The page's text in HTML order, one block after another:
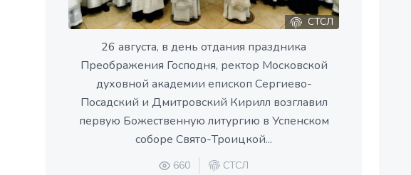
СТСЛ
26 августа, в день отдания праздника
Преображения Господня, ректор Московской
духовной академии епископ Сергиево-
Посадский и Дмитровский Кирилл возглавил
первую Божественную литургию в Успенском
соборе Свято-Троицкой...
660 СТСЛ